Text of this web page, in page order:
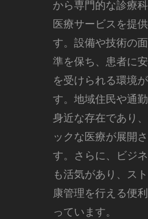
から専門的な診療
医療サービスを提
す。設備や技術の
準を保ち、患者に
を受けられる環境
す。地域住民や通
身近な存在であり
ックな医療が展開
す。さらに、ビジ
も活気があり、ス
康管理を行える便
っています。